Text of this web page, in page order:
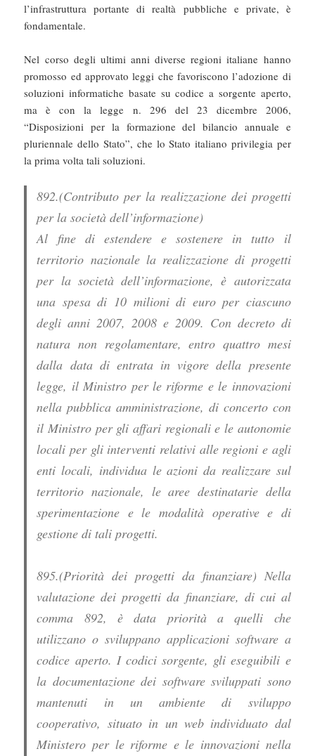
l’infrastruttura portante di realtà pubbliche e private, è
fondamentale.
Nel corso degli ultimi anni diverse regioni italiane hanno
promosso ed approvato leggi che favoriscono l’adozione di
soluzioni informatiche basate su codice a sorgente aperto,
ma è con la legge n. 296 del 23 dicembre 2006,
“Disposizioni per la formazione del bilancio annuale e
pluriennale dello Stato”, che lo Stato italiano privilegia per
la prima volta tali soluzioni.
892.(Contributo per la realizzazione dei progetti
per la società dell’informazione)
Al fine di estendere e sostenere in tutto il
territorio nazionale la realizzazione di progetti
per la società dell’informazione, è autorizzata
una spesa di 10 milioni di euro per ciascuno
degli anni 2007, 2008 e 2009. Con decreto di
natura non regolamentare, entro quattro mesi
dalla data di entrata in vigore della presente
legge, il Ministro per le riforme e le innovazioni
nella pubblica amministrazione, di concerto con
il Ministro per gli affari regionali e le autonomie
locali per gli interventi relativi alle regioni e agli
enti locali, individua le azioni da realizzare sul
territorio nazionale, le aree destinatarie della
sperimentazione e le modalità operative e di
gestione di tali progetti.
895.(Priorità dei progetti da finanziare) Nella
valutazione dei progetti da finanziare, di cui al
comma 892, è data priorità a quelli che
utilizzano o sviluppano applicazioni software a
codice aperto. I codici sorgente, gli eseguibili e
la documentazione dei software sviluppati sono
mantenuti in un ambiente di sviluppo
cooperativo, situato in un web individuato dal
Ministero per le riforme e le innovazioni nella